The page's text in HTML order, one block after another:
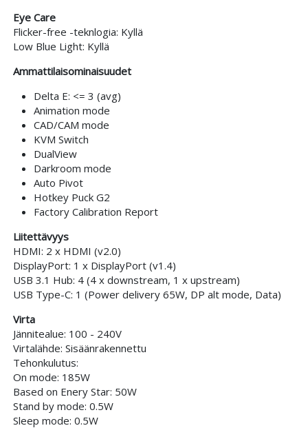
Eye Care
Flicker-free -teknlogia: Kyllä
Low Blue Light: Kyllä
Ammattilaisominaisuudet
Delta E: <= 3 (avg)
Animation mode
CAD/CAM mode
KVM Switch
DualView
Darkroom mode
Auto Pivot
Hotkey Puck G2
Factory Calibration Report
Liitettävyys
HDMI: 2 x HDMI (v2.0)
DisplayPort: 1 x DisplayPort (v1.4)
USB 3.1 Hub: 4 (4 x downstream, 1 x upstream)
USB Type-C: 1 (Power delivery 65W, DP alt mode, Data)
Virta
Jännitealue: 100 - 240V
Virtalähde: Sisäänrakennettu
Tehonkulutus:
On mode: 185W
Based on Enery Star: 50W
Stand by mode: 0.5W
Sleep mode: 0.5W